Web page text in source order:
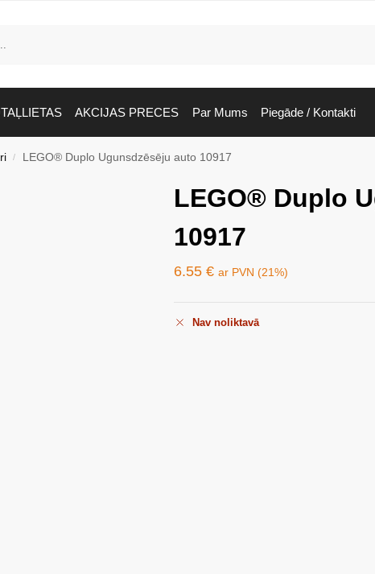
AKCIJAS PRECES Par Mums Piegāde / Kontakti
/ LEGO® Duplo Ugunsdzēsēju auto 10917
LEGO® Duplo
10917
6.55 € ar PVN (21%)
Nav noliktavā